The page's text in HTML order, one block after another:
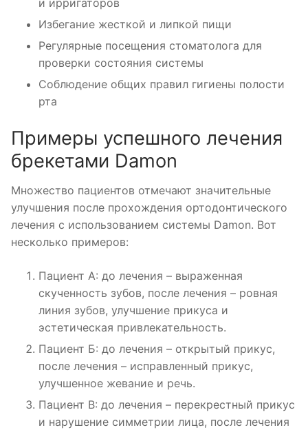
Избегание жесткой и липкой пищи
Регулярные посещения стоматолога для
проверки состояния системы
Соблюдение общих правил гигиены полости
рта
Примеры успешного лечения
брекетами Damon
Множество пациентов отмечают значительные
улучшения после прохождения ортодонтического
лечения с использованием системы Damon. Вот
несколько примеров:
Пациент А: до лечения – выраженная
скученность зубов, после лечения – ровная
линия зубов, улучшение прикуса и
эстетическая привлекательность.
Пациент Б: до лечения – открытый прикус,
после лечения – исправленный прикус,
улучшенное жевание и речь.
Пациент В: до лечения – перекрестный прикус
и нарушение симметрии лица, после лечения